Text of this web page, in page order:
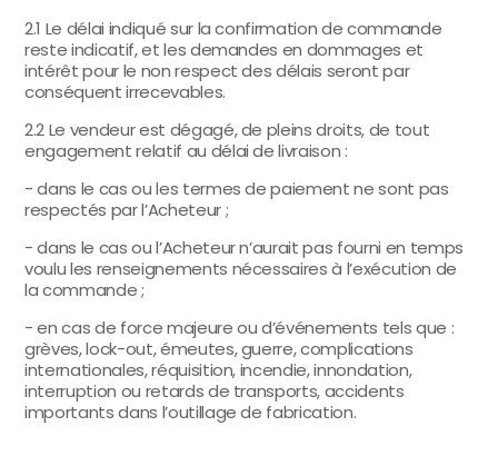
2.1 Le délai indiqué sur la confirmation de commande
reste indicatif, et les demandes en dommages et
intérêt pour le non respect des délais seront par
conséquent irrecevables.
2.2 Le vendeur est dégagé, de pleins droits, de tout
engagement relatif au délai de livraison :
- dans le cas ou les termes de paiement ne sont pas
respectés par l’Acheteur ;
- dans le cas ou l’Acheteur n’aurait pas fourni en temps
voulu les renseignements nécessaires à l’exécution de
la commande ;
- en cas de force majeure ou d’événements tels que :
grèves, lock-out, émeutes, guerre, complications
internationales, réquisition, incendie, innondation,
interruption ou retards de transports, accidents
importants dans l’outillage de fabrication.